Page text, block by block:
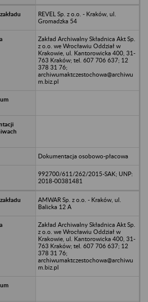
REVEL Sp. z o.o. - Kraków, ul.
Gromadzka 54
Zakład Archiwalny Składnica Akt Sp.
z o.o. we Wrocławiu Oddział w
Krakowie, ul. Kantorowicka 400, 31-
763 Kraków; tel. 607 706 637; 12
378 31 76;
archiwumaktczestochowa@archiwu
m.biz.pl
Dokumentacja osobowo-płacowa
992700/611/262/2015-SAK; UNP:
2018-00381481
AMWAR Sp. z o.o. - Kraków, ul.
Balicka 12 A
Zakład Archiwalny Składnica Akt Sp.
z o.o. we Wrocławiu Oddział w
Krakowie, ul. Kantorowicka 400, 31-
763 Kraków; tel. 607 706 637; 12
378 31 76;
archiwumaktczestochowa@archiwu
m.biz.pl